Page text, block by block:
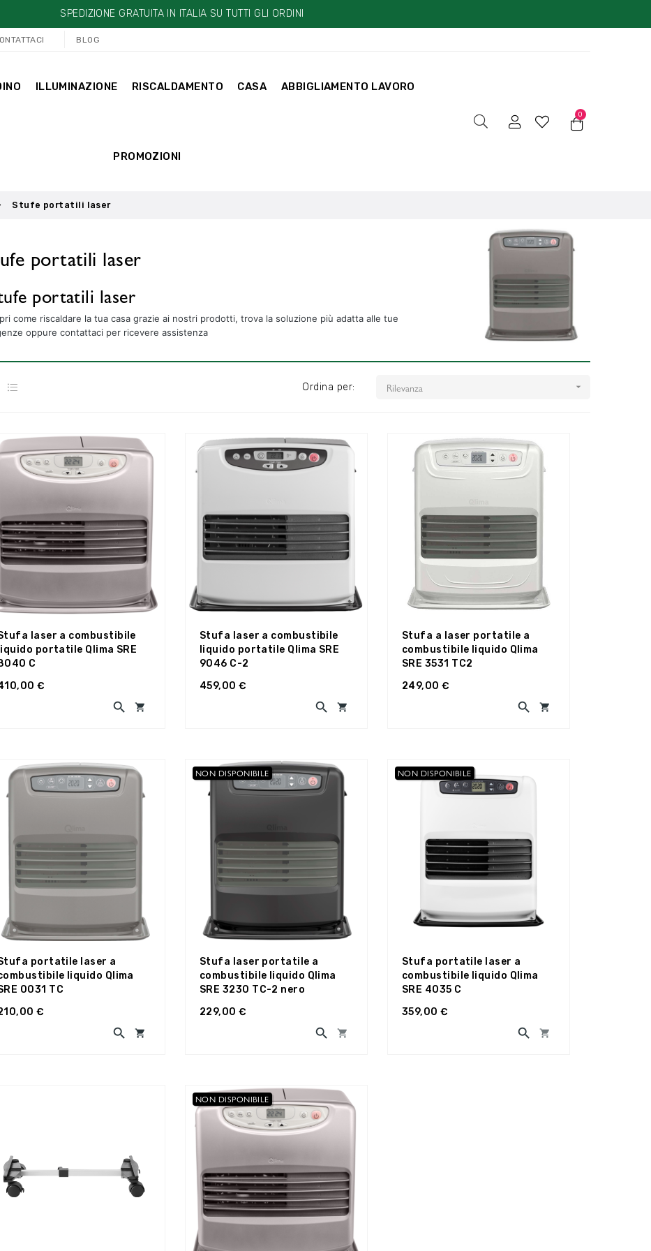
SPEDIZIONE GRATUITA IN ITALIA SU TUTTI GLI ORDINI
BLOG
ILLUMINAZIONE RISCALDAMENTO CASA ABBIGLIAMENTO LAVORO
PROMOZIONI
0
Stufe portatili laser
portatili laser
portatili laser
come riscaldare la tua casa grazie ai nostri prodotti, trova la soluzione più adatta alle tue
oppure contattaci per ricevere assistenza
Ordina per: Rilevanza 
laser a combustibile
liquido portatile Qlima SRE
C
€


Stufa laser a combustibile
liquido portatile Qlima SRE
9046 C-2
459,00 €


Stufa a laser portatile a
combustibile liquido Qlima
SRE 3531 TC2
249,00 €


portatile laser a
liquido Qlima
0031 TC
€


NON DISPONIBILE
Stufa laser portatile a
combustibile liquido Qlima
SRE 3230 TC-2 nero
229,00 €


NON DISPONIBILE
Stufa portatile laser a
combustibile liquido Qlima
SRE 4035 C
359,00 €


NON DISPONIBILE